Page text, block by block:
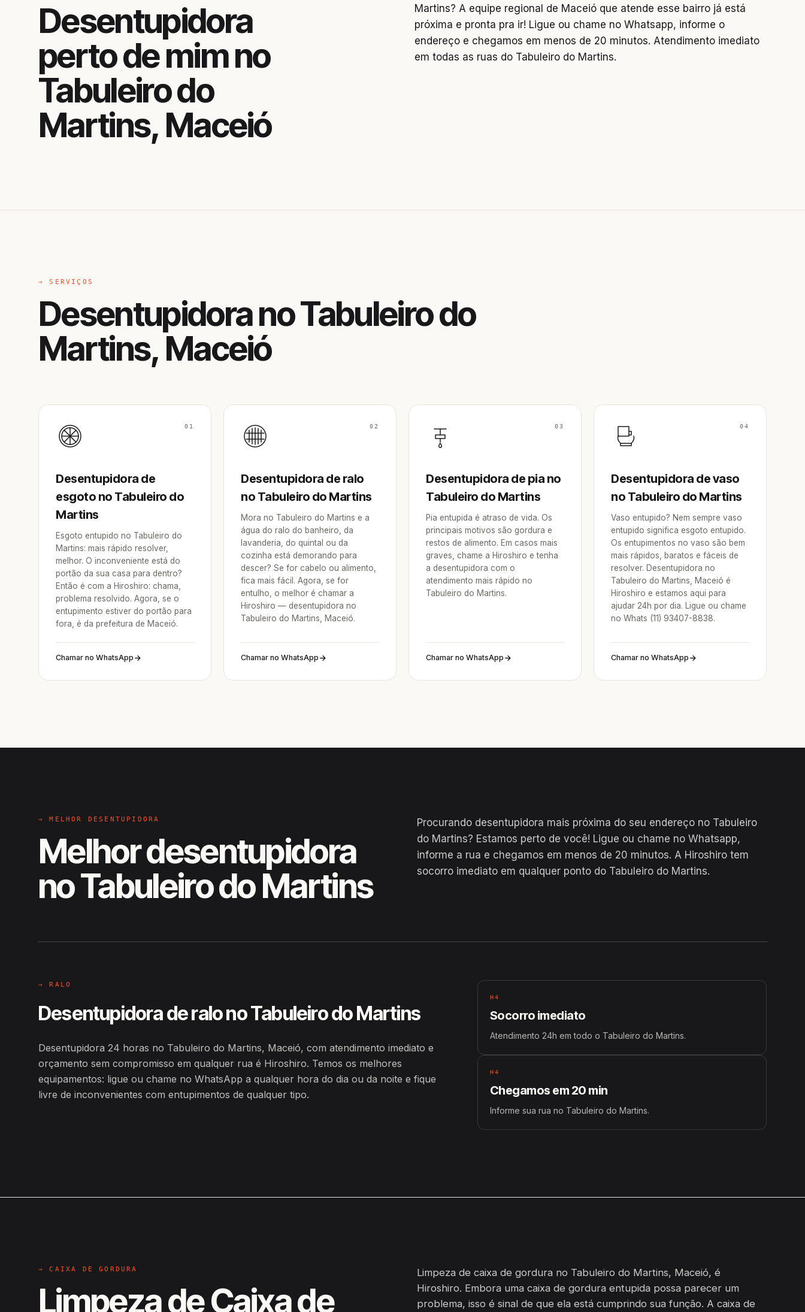
Desentupidora
perto de mim no
Tabuleiro do
Martins, Maceió
Martins? A equipe regional de Maceió que atende esse bairro já está
próxima e pronta pra ir! Ligue ou chame no Whatsapp, informe o
endereço e chegamos em menos de 20 minutos. Atendimento imediato
em todas as ruas do Tabuleiro do Martins.
→ SERVIÇOS
Desentupidora no Tabuleiro do
Martins, Maceió
01
Desentupidora de
esgoto no Tabuleiro do
Martins
Esgoto entupido no Tabuleiro do
Martins: mais rápido resolver,
melhor. O inconveniente está do
portão da sua casa para dentro?
Então é com a Hiroshiro: chama,
problema resolvido. Agora, se o
entupimento estiver do portão para
fora, é da prefeitura de Maceió.
Chamar no WhatsApp
02
Desentupidora de ralo
no Tabuleiro do Martins
Mora no Tabuleiro do Martins e a
água do ralo do banheiro, da
lavanderia, do quintal ou da
cozinha está demorando para
descer? Se for cabelo ou alimento,
fica mais fácil. Agora, se for
entulho, o melhor é chamar a
Hiroshiro — desentupidora no
Tabuleiro do Martins, Maceió.
Chamar no WhatsApp
03
Desentupidora de pia no
Tabuleiro do Martins
Pia entupida é atraso de vida. Os
principais motivos são gordura e
restos de alimento. Em casos mais
graves, chame a Hiroshiro e tenha
a desentupidora com o
atendimento mais rápido no
Tabuleiro do Martins.
Chamar no WhatsApp
04
Desentupidora de vaso
no Tabuleiro do Martins
Vaso entupido? Nem sempre vaso
entupido significa esgoto entupido.
Os entupimentos no vaso são bem
mais rápidos, baratos e fáceis de
resolver. Desentupidora no
Tabuleiro do Martins, Maceió é
Hiroshiro e estamos aqui para
ajudar 24h por dia. Ligue ou chame
no Whats (11) 93407-8838.
Chamar no WhatsApp
→ MELHOR DESENTUPIDORA
Melhor desentupidora
no Tabuleiro do Martins
Procurando desentupidora mais próxima do seu endereço no Tabuleiro
do Martins? Estamos perto de você! Ligue ou chame no Whatsapp,
informe a rua e chegamos em menos de 20 minutos. A Hiroshiro tem
socorro imediato em qualquer ponto do Tabuleiro do Martins.
EM CAMPO
→ RALO
Desentupidora de ralo no Tabuleiro do Martins
Desentupidora 24 horas no Tabuleiro do Martins, Maceió, com atendimento imediato e
orçamento sem compromisso em qualquer rua é Hiroshiro. Temos os melhores
equipamentos: ligue ou chame no WhatsApp a qualquer hora do dia ou da noite e fique
livre de inconvenientes com entupimentos de qualquer tipo.
H4
Socorro imediato
Atendimento 24h em todo o Tabuleiro do Martins.
H4
Chegamos em 20 min
Informe sua rua no Tabuleiro do Martins.
→ CAIXA DE GORDURA
Limpeza de Caixa de
Limpeza de caixa de gordura no Tabuleiro do Martins, Maceió, é
Hiroshiro. Embora uma caixa de gordura entupida possa parecer um
problema, isso é sinal de que ela está cumprindo sua função. A caixa de